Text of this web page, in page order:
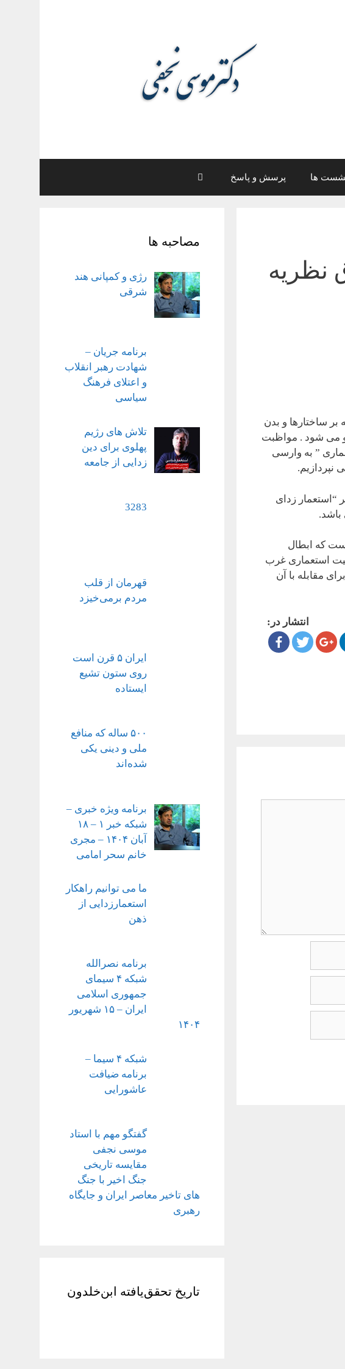
ها پرسش و پاسخ
نظریه
بر ساختارها و بدن
می شود . مواظبت
” به وارسی
“استعمار زدای
که ابطال
استعماری غرب
مقابله با آن
انتشار در:
مصاحبه ها
رژی و کمپانی هند
شرقی
برنامه جریان –
شهادت رهبر انقلاب
و اعتلای فرهنگ
سیاسی
تلاش های رژیم
پهلوی برای دین
زدایی از جامعه
3283
قهرمان از قلب
مردم برمی‌خیزد
ایران ۵ قرن است
روی ستون تشیع
ایستاده
۵۰۰ ساله که منافع
ملی و دینی یکی
شده‌اند
برنامه ویژه خبری –
شبکه خبر ۱ – ۱۸
آبان ۱۴۰۴ – مجری
خانم سحر امامی
ما می توانیم راهکار
استعمارزدایی از
ذهن
برنامه نصرالله
شبکه ۴ سیمای
جمهوری اسلامی
ایران – ۱۵ شهریور
۱۴۰۴
شبکه ۴ سیما –
برنامه ضیافت
عاشورایی
گفتگو مهم با استاد
موسی نجفی
مقایسه تاریخی
جنگ اخیر با جنگ
های تاخیر معاصر ایران و جایگاه
رهبری
تاریخ تحقق‌یافته ابن‌خلدون